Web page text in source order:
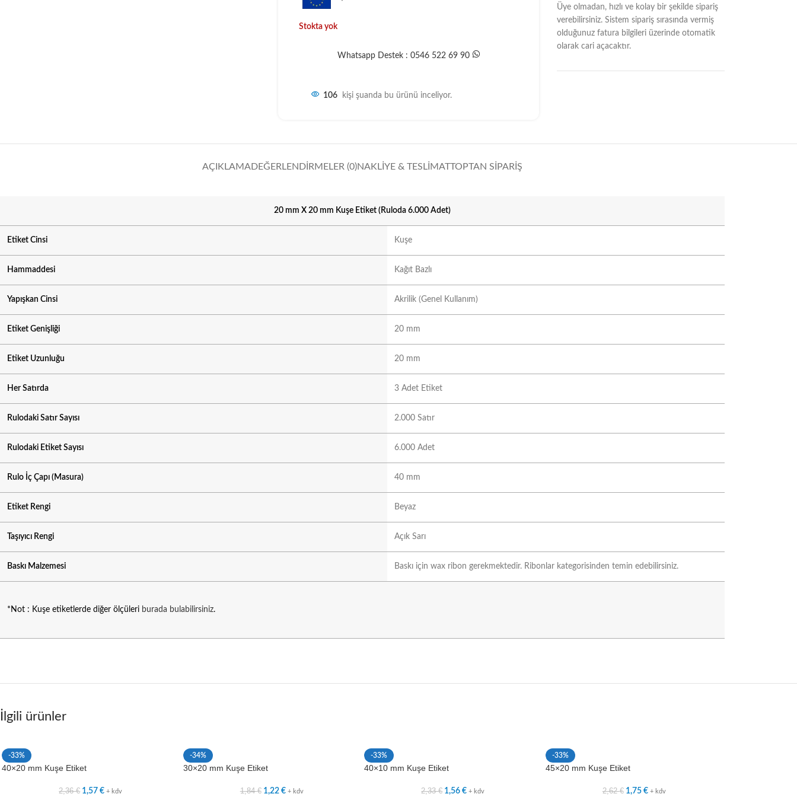
Stokta yok
Whatsapp Destek : 0546 522 69 90
106 kişi şuanda bu ürünü inceliyor.
Üye olmadan, hızlı ve kolay bir şekilde sipariş
verebilirsiniz. Sistem sipariş sırasında vermiş
olduğunuz fatura bilgileri üzerinde otomatik
olarak cari açacaktır.
AÇIKLAMA DEĞERLENDIRMELER (0)NAKLIYE & TESLIMATTOPTAN SIPARIŞ
20 mm X 20 mm Kuşe Etiket (Ruloda 6.000 Adet)
Etiket Cinsi Kuşe
Hammaddesi Kağıt Bazlı
Yapışkan Cinsi Akrilik (Genel Kullanım)
Etiket Genişliği 20 mm
Etiket Uzunluğu 20 mm
Her Satırda 3 Adet Etiket
Rulodaki Satır Sayısı 2.000 Satır
Rulodaki Etiket Sayısı 6.000 Adet
Rulo İç Çapı (Masura) 40 mm
Etiket Rengi Beyaz
Taşıyıcı Rengi Açık Sarı
Baskı Malzemesi Baskı için wax ribon gerekmektedir. Ribonlar kategorisinden temin edebilirsiniz.
*Not : Kuşe etiketlerde diğer ölçüleri burada bulabilirsiniz.
İlgili ürünler
-33%
40×20 mm Kuşe Etiket
2,36€ 1,57€ + kdv
-34%
30×20 mm Kuşe Etiket
1,84€ 1,22 € + kdv
-33%
40×10 mm Kuşe Etiket
2,33€ 1,56€ + kdv
-33%
45×20 mm Kuşe Etiket
2,62€ 1,75 € + kdv